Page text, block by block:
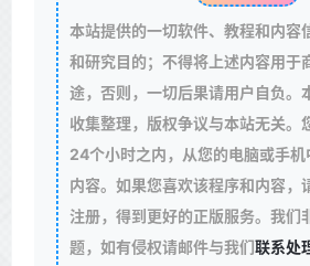
本站提供的一切软件、教程和内容
和研究目的；不得将上述内容用于
途，否则，一切后果请用户自负。
收集整理，版权争议与本站无关。
24个小时之内，从您的电脑或手
内容。如果您喜欢该程序和内容，
注册，得到更好的正版服务。我们
题，如有侵权请邮件与我们联系处